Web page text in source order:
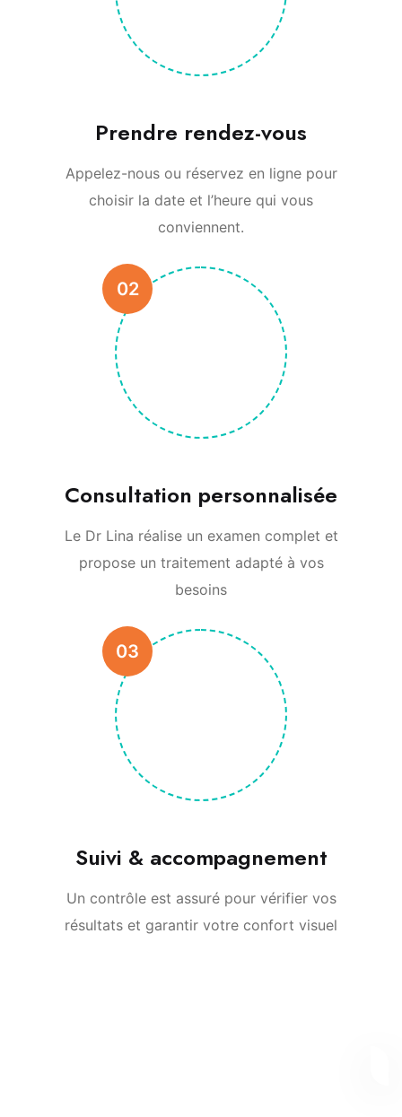
Prendre rendez-vous
Appelez-nous ou réservez en ligne pour
choisir la date et l’heure qui vous
conviennent.
02
Consultation personnalisée
Le Dr Lina réalise un examen complet et
propose un traitement adapté à vos
besoins
03
Suivi & accompagnement
Un contrôle est assuré pour vérifier vos
résultats et garantir votre confort visuel